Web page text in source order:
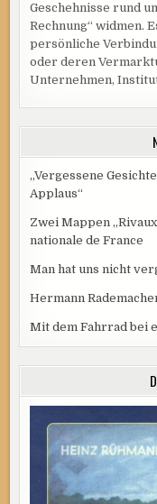
Geschehnisse rund
Rechnung“ widmen.
persönliche
oder deren
Unternehmen,
„Vergessene
Applaus“
Zwei Mappen
nationale de France
Man hat uns nicht
Hermann
Mit dem Fahrrad bei